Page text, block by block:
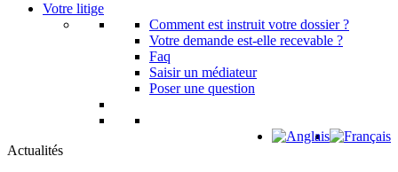
Votre litige
Comment est instruit votre dossier ?
Votre demande est-elle recevable ?
Faq
Saisir un médiateur
Poser une question
Actualités